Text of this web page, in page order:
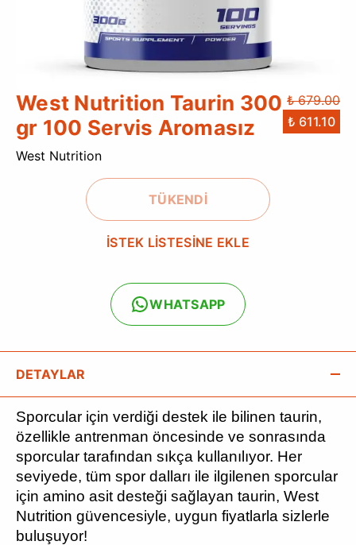
West Nutrition Taurin 300
gr 100 Servis Aromasız
₺ 679.00
₺ 611.10
West Nutrition
TÜKENDİ
İSTEK LİSTESİNE EKLE
WHATSAPP
DETAYLAR
Sporcular için verdiği destek ile bilinen taurin,
özellikle antrenman öncesinde ve sonrasında
sporcular tarafından sıkça kullanılıyor. Her
seviyede, tüm spor dalları ile ilgilenen sporcular
için amino asit desteği sağlayan taurin, West
Nutrition güvencesiyle, uygun fiyatlarla sizlerle
buluşuyor!